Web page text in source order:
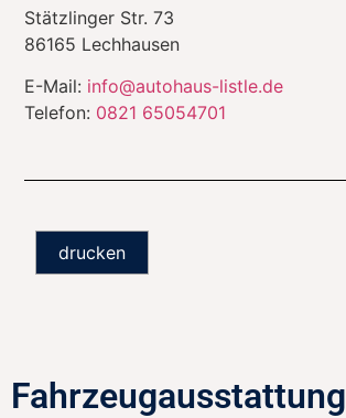
Stätzlinger Str. 73
86165 Lechhausen
E-Mail: info@autohaus-listle.de
Telefon: 0821 65054701
drucken
Fahrzeugausstattung